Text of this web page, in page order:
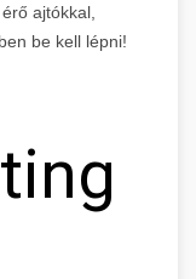
ajtókkal,
be kell lépni!